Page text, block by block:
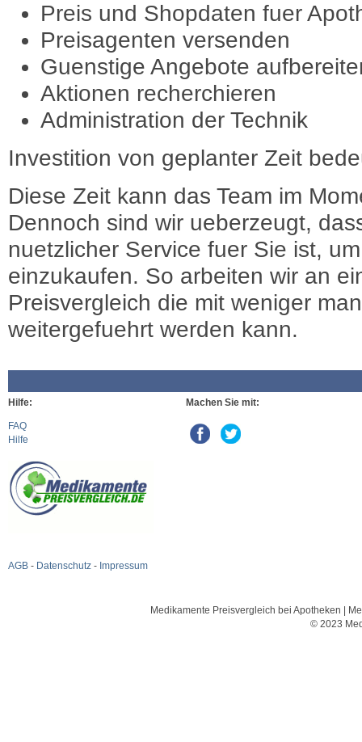
Preis und Shopdaten fuer
Preisagenten versenden
Guenstige Angebote
Aktionen recherchieren
Administration der Technik
Investition von geplanter Zeit
Diese Zeit kann das Team im
Dennoch sind wir ueberzeugt,
nuetzlicher Service fuer Sie ist,
einzukaufen. So arbeiten wir an
Preisvergleich die mit weniger
weitergefuehrt werden kann.
Hilfe:
FAQ
Hilfe
AGB - Datenschutz - Impressum
Machen Sie mit:
Medikamente Preisvergleich bei Apotheken |
© 2023